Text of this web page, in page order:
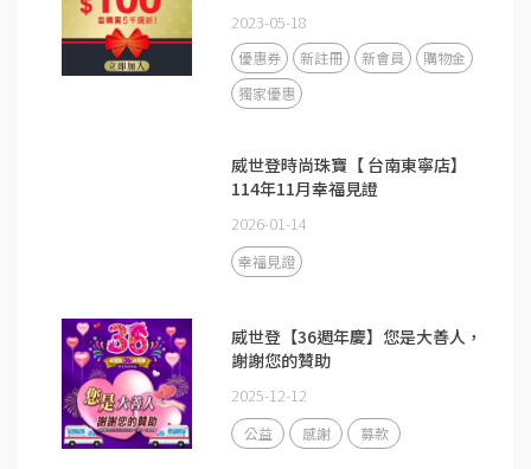
2023-05-18
優惠券 新註冊 新會員
購物金
獨家優惠
威世登時尚珠寶【 台南東寧店】
114年11月幸福見證
2026-01-14
幸福見證
威世登【36週年慶】您是大善人，
謝謝您的贊助
2025-12-12
公益 感謝 募款